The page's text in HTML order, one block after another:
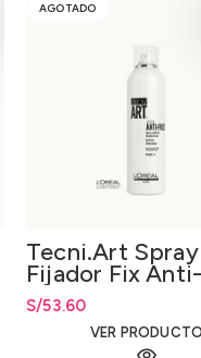
AGOTADO
Tecni.Art Spray
Fijador Fix
250ml.
S/53.60
VER PRODUCTO